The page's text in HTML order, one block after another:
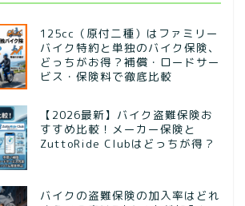
125cc（原付二種）はファミリー
バイク特約と単独のバイク保険、
どっちがお得？補償・ロードサー
ビス・保険料で徹底比較
【2026最新】バイク盗難保険お
すすめ比較！メーカー保険と
ZuttoRide Clubはどっちが得？
バイクの盗難保険の加入率はどれ